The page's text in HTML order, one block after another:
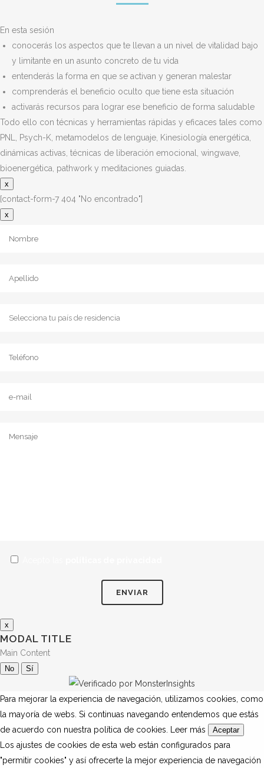
En esta sesión
conocerás los aspectos que te llevan a un nivel de vitalidad bajo
y limitante en un asunto concreto de tu vida
entenderás la forma en que se activan y generan malestar
comprenderás el beneficio oculto que tiene esta situación
activarás recursos para lograr ese beneficio de forma saludable
Todo ello con técnicas y herramientas rápidas y eficaces tales como
PNL, Psych-K, metamodelos de lenguaje, Kinesiología energética,
dinámicas activas, técnicas de liberación emocional, wingwave,
bioenergética, pathwork y meditaciones guiadas.
x
[contact-form-7 404 "No encontrado"]
x
x
MODAL TITLE
Main Content
No Sí
Para mejorar la experiencia de navegación, utilizamos cookies, como
la mayoría de webs. Si continuas navegando entendemos que estás
de acuerdo con nuestra política de cookies.
Leer más Aceptar
Los ajustes de cookies de esta web están configurados para
"permitir cookies" y así ofrecerte la mejor experiencia de navegación